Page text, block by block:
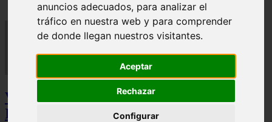
anuncios adecuados, para analizar el
tráfico en nuestra web y para comprender
de donde llegan nuestros visitantes.
Aceptar
Rechazar
Configurar
Video Advertencias desde la cúspide de la
IA: Hinton y el posible colapso social